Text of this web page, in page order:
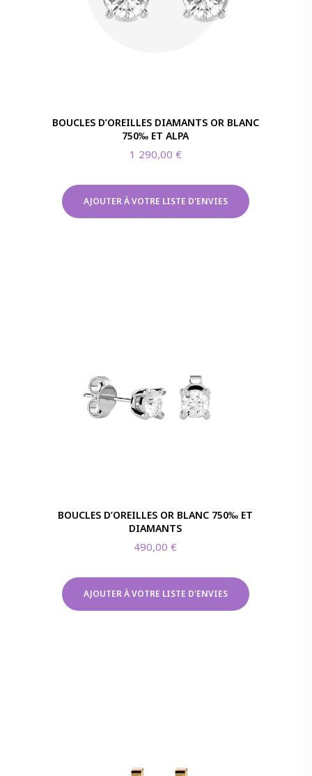
BOUCLES D’OREILLES DIAMANTS OR BLANC
750‰ ET ALPA
1 290,00 €
AJOUTER À VOTRE LISTE D'ENVIES
BOUCLES D’OREILLES OR BLANC 750‰ ET
DIAMANTS
490,00€
AJOUTER À VOTRE LISTE D'ENVIES